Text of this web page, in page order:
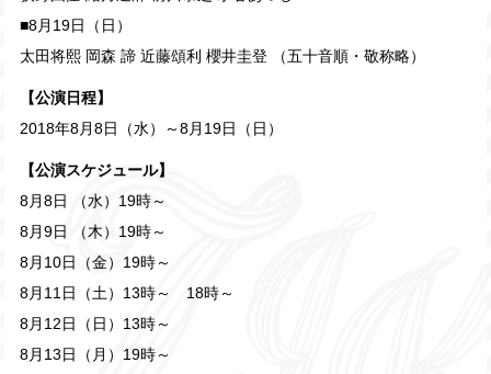
■8月19日（日）
太田将熙 岡森 諦 近藤頌利 櫻井圭登 （五十音順・敬称略）
【公演日程】
2018年8月8日（水）～8月19日（日）
【公演スケジュール】
8月8日 （水）19時～
8月9日 （木）19時～
8月10日（金）19時～
8月11日（土）13時～ 18時～
8月12日（日）13時～
8月13日（月）19時～